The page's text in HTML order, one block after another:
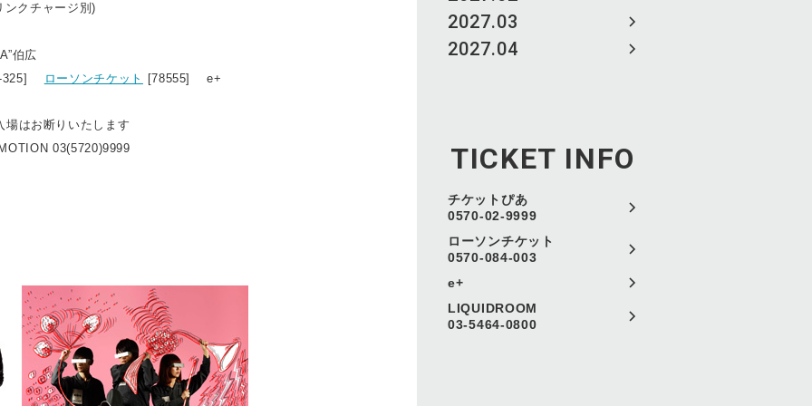
2027.03
2027.04
TICKET INFO
チケットぴあ
0570-02-9999
ローソンチケット
0570-084-003
e+
LIQUIDROOM
03-5464-0800
ンクチャージ別)
伯広
325]
ローソンチケット [78555] e+
はお断りいたします
03(5720)9999